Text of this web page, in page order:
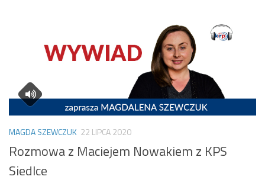
MAGDA SZEWCZUK 22 LIPCA 2020
Rozmowa z Maciejem Nowakiem z KPS
Siedlce